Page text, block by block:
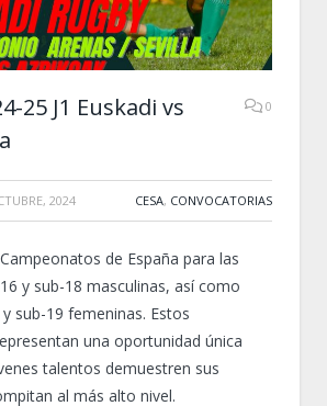
25 J1 Euskadi vs
0
2024 CESA, CONVOCATORIAS
de España para las
y sub-18 masculinas, así como
sub-19 femeninas. Estos
una oportunidad única
talentos demuestren sus
al más alto nivel.